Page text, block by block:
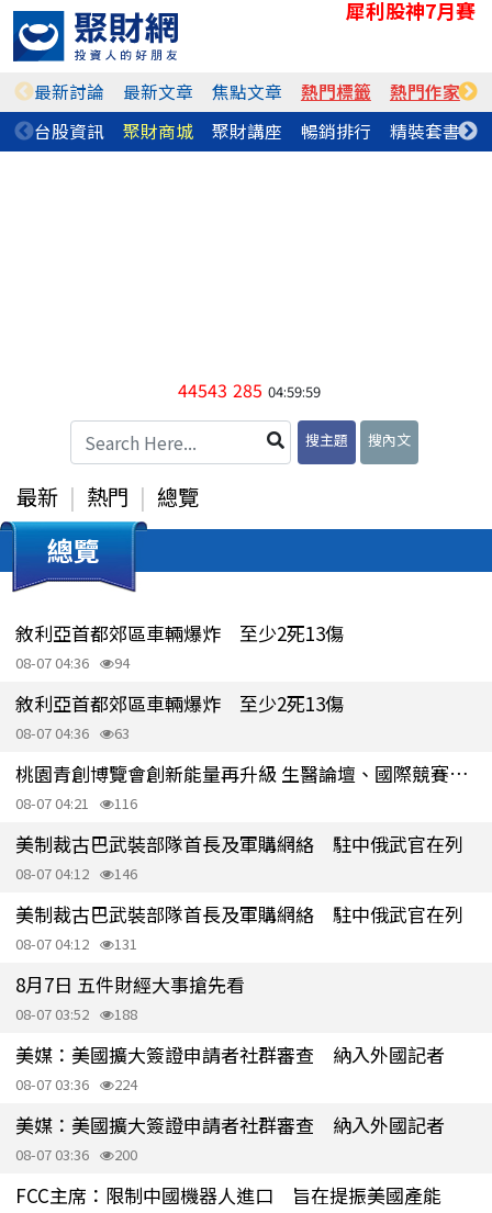
犀利股神7月賽
最新討論 最新文章 焦點文章 熱門標籤 熱門作家
台股資訊
聚財商城 聚財講座 暢銷排行 精裝套書
44543 285 04:59:59
搜主題 搜內文
最新 熱門 總覽
總覽
敘利亞首都郊區車輛爆炸 至少2死13傷
08-07 04:36 94
敘利亞首都郊區車輛爆炸 至少2死13傷
08-07 04:36 63
桃園青創博覽會創新能量再升級 生醫論壇、國際競賽接力登場
08-07 04:21 116
美制裁古巴武裝部隊首長及軍購網絡 駐中俄武官在列
08-07 04:12 146
美制裁古巴武裝部隊首長及軍購網絡 駐中俄武官在列
08-07 04:12 131
8月7日 五件財經大事搶先看
08-07 03:52 188
美媒：美國擴大簽證申請者社群審查 納入外國記者
08-07 03:36 224
美媒：美國擴大簽證申請者社群審查 納入外國記者
08-07 03:36 200
FCC主席：限制中國機器人進口 旨在提振美國產能